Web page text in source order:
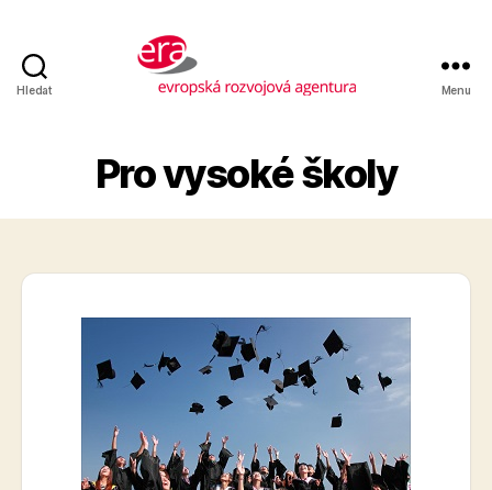
Hledat
agentura
Menu
Pro vysoké školy